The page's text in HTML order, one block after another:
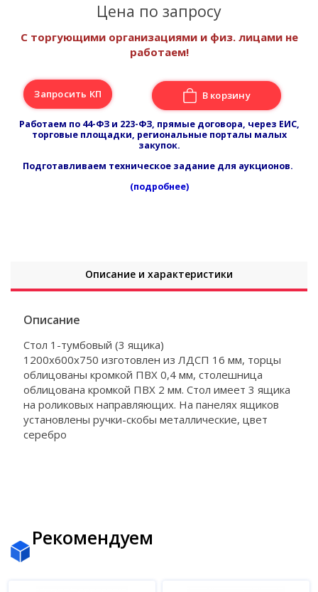
Цена по запросу
С торгующими организациями и физ. лицами не
работаем!
Запросить КП В корзину
Работаем по 44-ФЗ и 223-ФЗ, прямые договора, через ЕИС,
торговые площадки, региональные порталы малых
закупок.
Подготавливаем техническое задание для аукционов.
(подробнее)
Описание и характеристики
Описание
Стол 1-тумбовый (3 ящика)
1200х600х750 изготовлен из ЛДСП 16 мм, торцы
облицованы кромкой ПВХ 0,4 мм, столешница
облицована кромкой ПВХ 2 мм. Стол имеет 3 ящика
на роликовых направляющих. На панелях ящиков
установлены ручки-скобы металлические, цвет
серебро
Рекомендуем